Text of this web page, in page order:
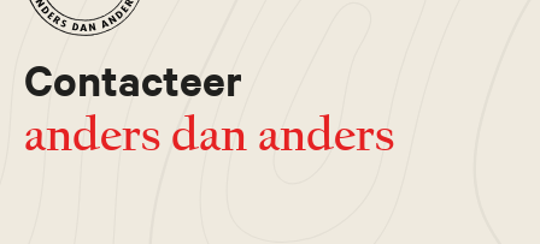
Contacteer
anders dan anders